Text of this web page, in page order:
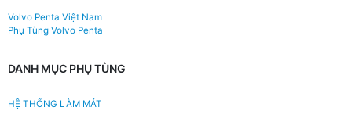
Volvo Penta Việt Nam
Phụ Tùng Volvo Penta
DANH MỤC PHỤ TÙNG
HỆ THỐNG LÀM MÁT